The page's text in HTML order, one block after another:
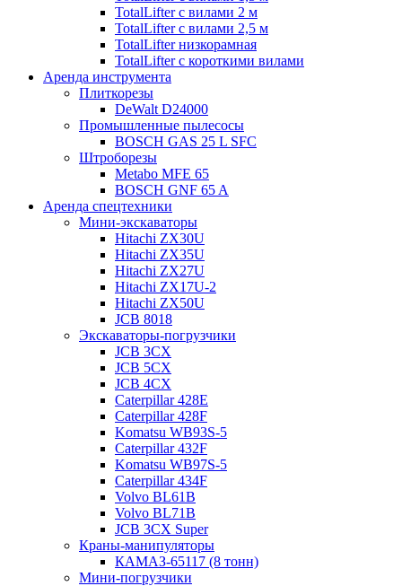
TotalLifter с вилами 2 м
TotalLifter с вилами 2,5 м
TotalLifter низкорамная
TotalLifter с короткими вилами
Аренда инструмента
Плиткорезы
DeWalt D24000
Промышленные пылесосы
BOSCH GAS 25 L SFC
Штроборезы
Metabo MFE 65
BOSCH GNF 65 A
Аренда спецтехники
Мини-экскаваторы
Hitachi ZX30U
Hitachi ZX35U
Hitachi ZX27U
Hitachi ZX17U-2
Hitachi ZX50U
JCB 8018
Экскаваторы-погрузчики
JCB 3CX
JCB 5CX
JCB 4CX
Caterpillar 428E
Caterpillar 428F
Komatsu WB93S-5
Caterpillar 432F
Komatsu WB97S-5
Caterpillar 434F
Volvo BL61B
Volvo BL71B
JCB 3CX Super
Краны-манипуляторы
КАМАЗ-65117 (8 тонн)
Мини-погрузчики